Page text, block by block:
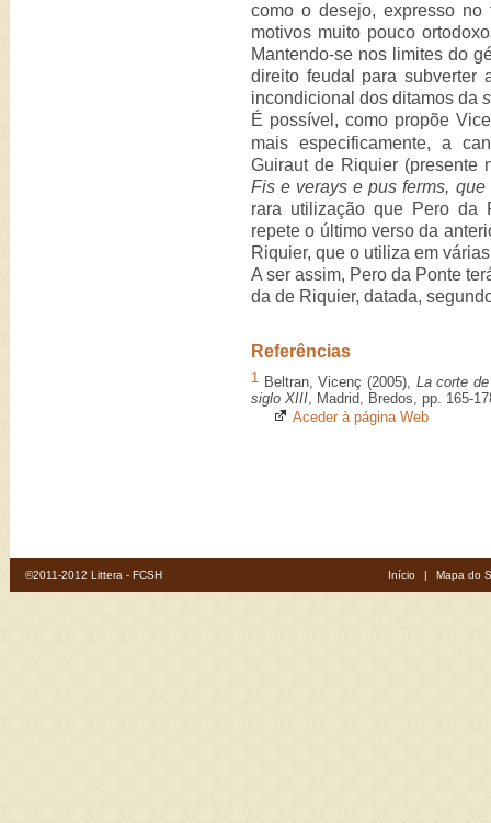
como o desejo, expresso
motivos muito pouco
Mantendo-se nos limites do
direito feudal para subverter
incondicional dos ditamos da
É possível, como propõe
mais especificamente, a
Guiraut de Riquier (presente
Fis e verays e pus ferms, que
rara utilização que Pero
repete o último verso da
Riquier, que o utiliza em
A ser assim, Pero da Ponte
da de Riquier, datada,
Referências
1 Beltran, Vicenç (2005), La corte
siglo XIII, Madrid, Bredos, pp. 165-
Aceder à página Web
©2011-2012 Littera - FCSH Início | Mapa do